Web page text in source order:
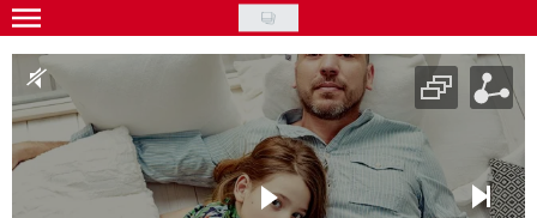
Skip
to
main
content
Wydarzenia
Rozrywka
Na ekranie